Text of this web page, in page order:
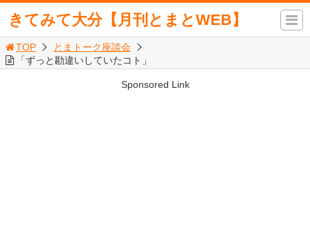
きてみて大分【月刊とまとWEB】
TOP
とまトーク座談会
「ずっと勘違いしていたコト」
Sponsored Link